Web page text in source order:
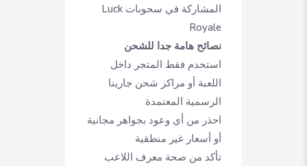
المشاركة في سحوبات Luck
Royale
نصائح هامة جدا للشحن
استخدم فقط المتجر داخل
اللعبة أو مراكز شحن جارينا
الرسمية المعتمدة
احذر من أي وعود بجواهر مجانية
أو أسعار غير منطقية
تأكد من صحة معرف اللاعب